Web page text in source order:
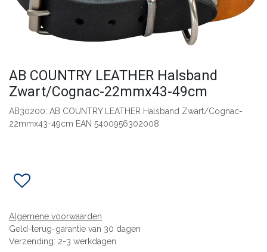
AB COUNTRY LEATHER Halsband
Zwart/Cognac-22mmx43-49cm
AB30200: AB COUNTRY LEATHER Halsband Zwart/Cognac-
22mmx43-49cm EAN 5400956302008
Algemene voorwaarden
Geld-terug-garantie van 30 dagen
Verzending: 2-3 werkdagen